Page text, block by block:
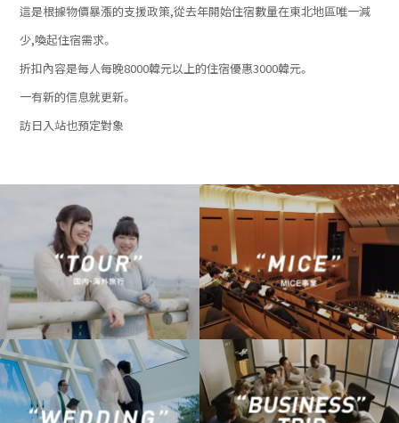
這是根據物價暴漲的支援政策,從去年開始住宿數量在東北地區唯一減
少,喚起住宿需求。
折扣內容是每人每晚8000韓元以上的住宿優惠3000韓元。
一有新的信息就更新。
訪日入站也預定對象